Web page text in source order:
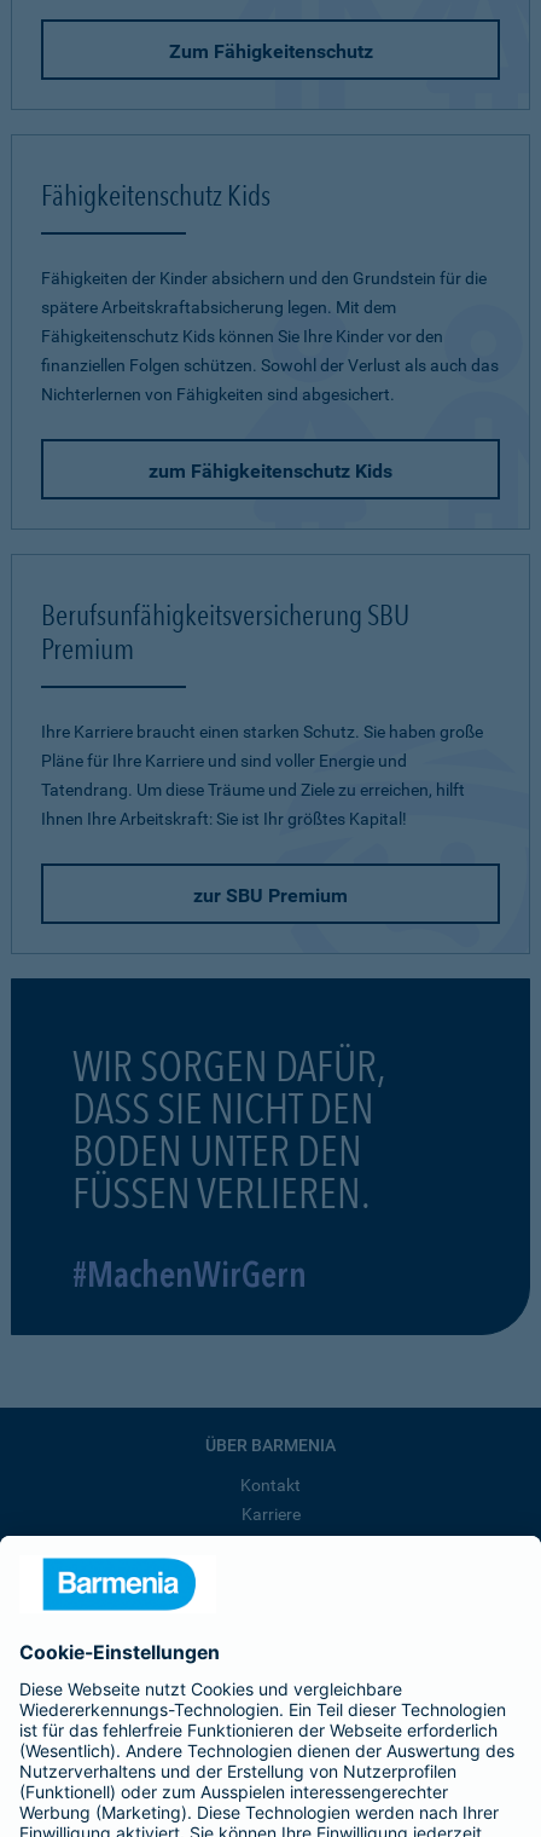
Zum Fähigkeitenschutz
Fähigkeitenschutz Kids
Fähigkeiten der Kinder absichern und den Grundstein für die
spätere Arbeitskraftabsicherung legen. Mit dem
Fähigkeitenschutz Kids können Sie Ihre Kinder vor den
finanziellen Folgen schützen. Sowohl der Verlust als auch das
Nichterlernen von Fähigkeiten sind abgesichert.
zum Fähigkeitenschutz Kids
Berufsunfähigkeitsversicherung SBU
Premium
Ihre Karriere braucht einen starken Schutz. Sie haben große
Pläne für Ihre Karriere und sind voller Energie und
Tatendrang. Um diese Träume und Ziele zu erreichen, hilft
Ihnen Ihre Arbeitskraft: Sie ist Ihr größtes Kapital!
zur SBU Premium
WIR SORGEN DAFÜR,
DASS SIE NICHT DEN
BODEN UNTER DEN
FÜSSEN VERLIEREN.
#MachenWirGern
ÜBER BARMENIA
Kontakt
Karriere
Barmenia ist Teil der BarmeniaGothaer
BELIEBTE SEITEN
Kranken-Zusatzversicherung
Tierversicherungen
Haftpflichtversicherung